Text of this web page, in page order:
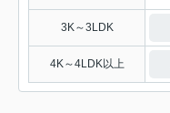
3K～3LDK
4K～4LDK以上